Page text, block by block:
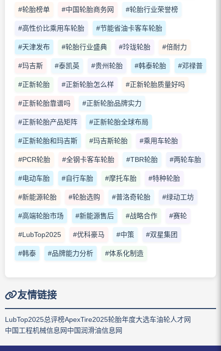
#轮胎榜单 #中国轮胎商务网 #轮胎行业荣誉榜
#高性价比乘用车轮胎 #节能省油卡客车轮胎
#天津发布 #轮胎行业盛典 #玲珑轮胎 #倍耐力
#玛吉斯 #泰凯英 #贵州轮胎 #韩泰轮胎 #邓禄普
#正新轮胎 #正新轮胎怎么样 #正新轮胎质量好吗
#正新轮胎靠谱吗 #正新轮胎品牌实力
#正新轮胎产品矩阵 #正新轮胎全球布局
#正新轮胎和玛吉斯 #玛吉斯轮胎 #乘用车轮胎
#PCR轮胎 #全钢卡客车轮胎 #TBR轮胎 #两轮车胎
#电动车胎 #自行车胎 #摩托车胎 #特种轮胎
#新能源轮胎 #轮胎选购 #普洛奇轮胎 #绿动工坊
#高端轮胎市场 #新能源售后 #战略合作 #赛轮
#LubTop2025 #优科豪马 #中策 #双星集团
#韩泰 #品牌能力分析 #体系化制造
友情链接
LubTop2025总评榜ApexTire2025轮胎年度大选车油轮人才网
中国工程机械信息网中国润滑油信息网